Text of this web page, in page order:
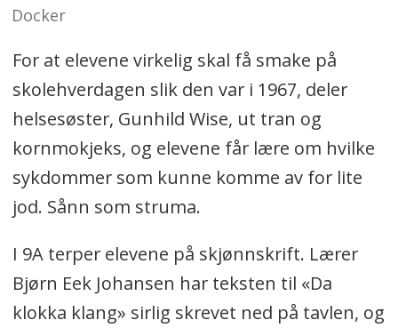
Docker
For at elevene virkelig skal få smake på
skolehverdagen slik den var i 1967, deler
helsesøster, Gunhild Wise, ut tran og
kornmokjeks, og elevene får lære om hvilke
sykdommer som kunne komme av for lite
jod. Sånn som struma.
I 9A terper elevene på skjønnskrift. Lærer
Bjørn Eek Johansen har teksten til «Da
klokka klang» sirlig skrevet ned på tavlen, og